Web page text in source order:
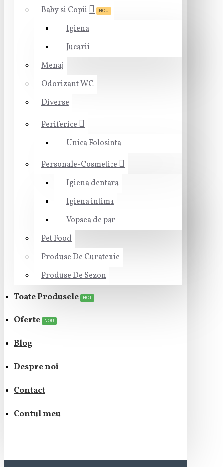
Baby si Copii
NOU
Igiena
Jucarii
Menaj
Odorizant WC
Diverse
Periferice
Unica Folosinta
Personale-Cosmetice
Igiena dentara
Igiena intima
Vopsea de par
Pet Food
Produse De Curatenie
Produse De Sezon
Toate Produsele HOT
Oferte NOU
Blog
Despre noi
Contact
Contul meu